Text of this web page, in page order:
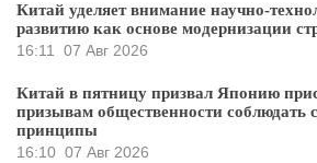
Китай уделяет внимание научно-
развитию как основе модернизации
16:11
07 Авг 2026
Китай в пятницу призвал Японию
призывам общественности соблюдать
принципы
16:10 07 Авг 2026